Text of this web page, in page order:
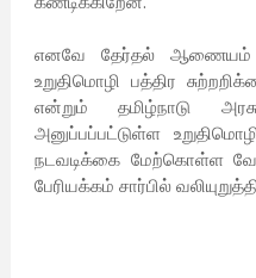
எனவே தேர்தல் ஆணையம்
உறுதிமொழி பத்திர
என்றும் தமிழ்நாடு
அனுப்பப்பட்டுள்ள
நடவடிக்கை மேற்கொள்ள
பேரியக்கம் சார்பில்